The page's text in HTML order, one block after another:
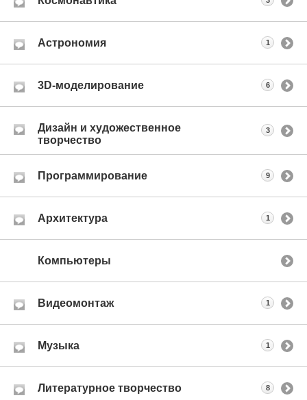
Астрономия 1
3D-моделирование 6
Дизайн и художественное
творчество
3
Программирование 9
Архитектура 1
Компьютеры
Видеомонтаж 1
Музыка 1
Литературное творчество 8